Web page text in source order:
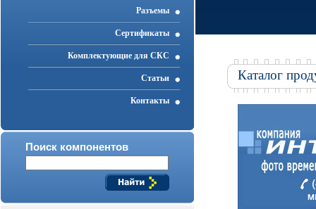
Разъемы
Cертификаты
Комплектующие для СКС
Статьи
Контакты
Поиск компонентов
Каталог